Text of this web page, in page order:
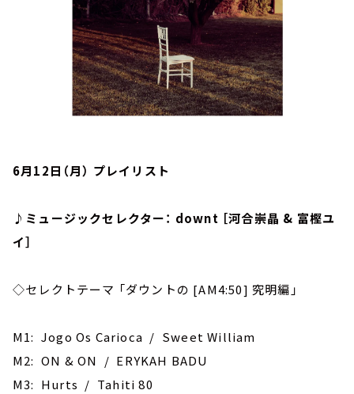
6月12日（月） プレイリスト
♪ミュージックセレクター： downt ［河合崇晶 & 富樫ユ
イ］
◇セレクトテーマ 「ダウントの [AM4:50] 究明編」
M1: Jogo Os Carioca / Sweet William
M2: ON & ON / ERYKAH BADU
M3: Hurts / Tahiti 80